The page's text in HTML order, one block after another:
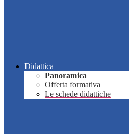
Didattica
Panoramica
Offerta formativa
Le schede didattiche